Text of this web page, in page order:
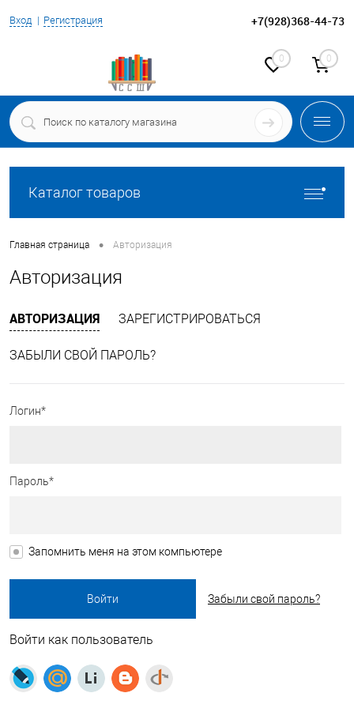
Вход Регистрация +7(928)368-44-73
0 0
Каталог товаров
Главная страница • Авторизация
Авторизация
АВТОРИЗАЦИЯ ЗАРЕГИСТРИРОВАТЬСЯ
ЗАБЫЛИ СВОЙ ПАРОЛЬ?
Логин*
Пароль*
Запомнить меня на этом компьютере
Забыли свой пароль?
Войти как пользователь